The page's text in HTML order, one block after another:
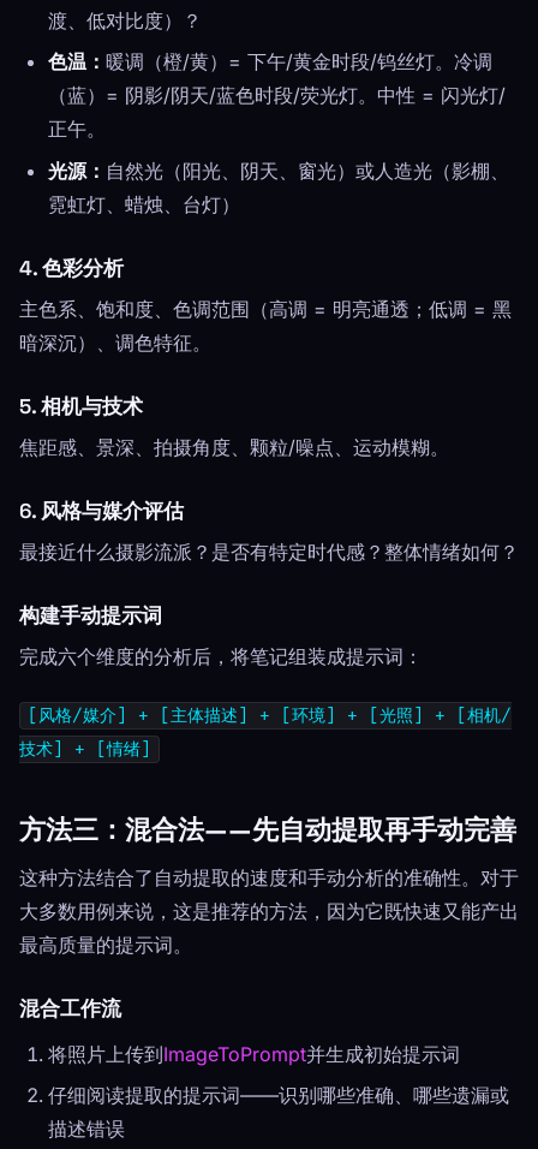
渡、低对比度）？
色温： 暖调（橙/黄）= 下午/黄金时段/钨丝灯。冷调
（蓝）= 阴影/阴天/蓝色时段/荧光灯。中性 = 闪光灯/
正午。
光源： 自然光（阳光、阴天、窗光）或人造光（影棚、
霓虹灯、蜡烛、台灯）
4. 色彩分析
主色系、饱和度、色调范围（高调 = 明亮通透；低调 = 黑
暗深沉）、调色特征。
5. 相机与技术
焦距感、景深、拍摄角度、颗粒/噪点、运动模糊。
6. 风格与媒介评估
最接近什么摄影流派？是否有特定时代感？整体情绪如何？
构建手动提示词
完成六个维度的分析后，将笔记组装成提示词：
[风格/媒介] + [主体描述] + [环境] + [光照] + [相机/
技术] + [情绪]
方法三：混合法——先自动提取再手动完善
这种方法结合了自动提取的速度和手动分析的准确性。对于
大多数用例来说，这是推荐的方法，因为它既快速又能产出
最高质量的提示词。
混合工作流
将照片上传到ImageToPrompt并生成初始提示词
仔细阅读提取的提示词——识别哪些准确、哪些遗漏或
描述错误